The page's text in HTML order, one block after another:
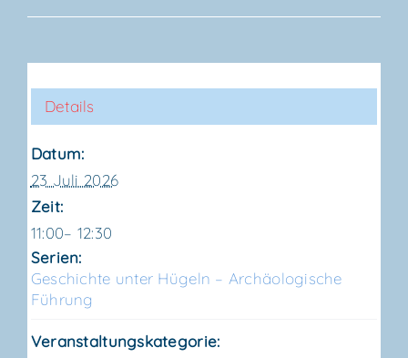
Details
Datum:
23 Juli 2026
Zeit:
11:00– 12:30
Serien:
Geschich­te unter Hügeln – Archäo­lo­gi­sche
Führung
Veranstaltungskategorie: